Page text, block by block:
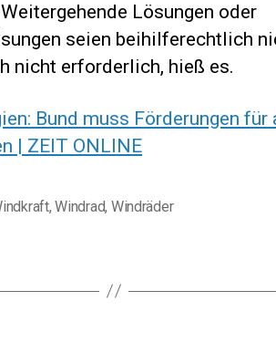
Lösungen oder
seien beihilferechtlich
nicht erforderlich, hieß es.
Bund muss Förderungen für
| ZEIT ONLINE
,Windrad, Windräder